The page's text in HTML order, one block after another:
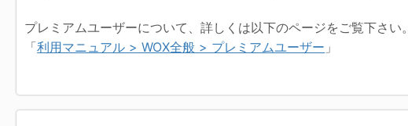
プレミアムユーザーについて、詳しくは以下のページをご覧下さい。
「利用マニュアル > WOX全般 > プレミアムユーザー 」